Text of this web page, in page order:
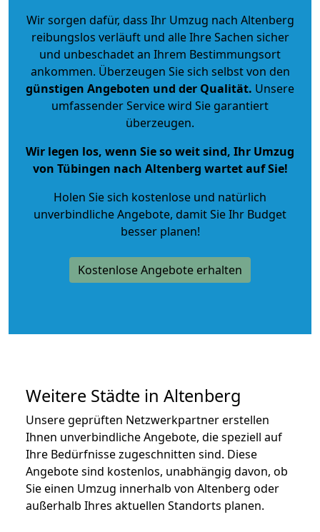
Wir sorgen dafür, dass Ihr Umzug nach Altenberg
reibungslos verläuft und alle Ihre Sachen sicher
und unbeschadet an Ihrem Bestimmungsort
ankommen. Überzeugen Sie sich selbst von den
günstigen Angeboten und der Qualität. Unsere
umfassender Service wird Sie garantiert
überzeugen.
Wir legen los, wenn Sie so weit sind, Ihr Umzug
von Tübingen nach Altenberg wartet auf Sie!
Holen Sie sich kostenlose und natürlich
unverbindliche Angebote, damit Sie Ihr Budget
besser planen!
Kostenlose Angebote erhalten
Weitere Städte in Altenberg
Unsere geprüften Netzwerkpartner erstellen
Ihnen unverbindliche Angebote, die speziell auf
Ihre Bedürfnisse zugeschnitten sind. Diese
Angebote sind kostenlos, unabhängig davon, ob
Sie einen Umzug innerhalb von Altenberg oder
außerhalb Ihres aktuellen Standorts planen.